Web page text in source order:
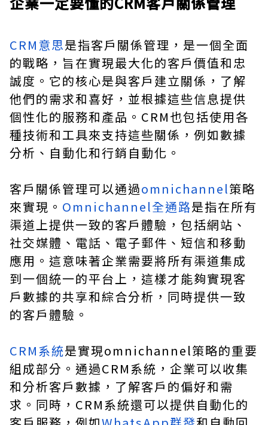
CRM意思是指客戶關係管理，是一個全面
的戰略，旨在實現最大化的客戶價值和忠
誠度。它的核心是與客戶建立關係，了解
他們的需求和喜好，並根據這些信息提供
個性化的服務和產品。CRM也包括使用各
種技術和工具來支持這些關係，例如數據
分析、自動化和行銷自動化。
客戶關係管理可以通過omnichannel策略
來實現。 Omnichannel全通路是指在所有
渠道上提供一致的客戶體驗，包括網站、
社交媒體、電話、電子郵件、短信和移動
應用。這意味著企業需要將所有渠道集成
到一個統一的平台上，這樣才能夠實現客
戶數據的共享和綜合分析，同時提供一致
的客戶體驗。
CRM系統是實現omnichannel策略的重要
組成部分。通過CRM系統，企業可以收集
和分析客戶數據，了解客戶的偏好和需
求。同時，CRM系統還可以提供自動化的